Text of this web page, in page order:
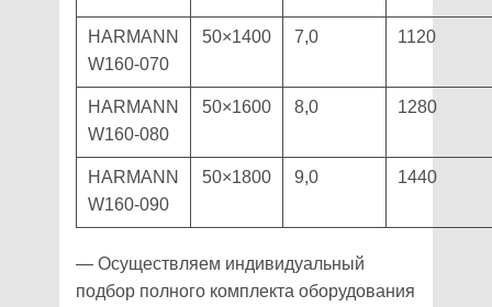
HARMANN
W160-070
50×1400 7,0 1120
HARMANN
W160-080
50×1600 8,0 1280
HARMANN
W160-090
50×1800 9,0 1440
— Осуществляем индивидуальный
подбор полного комплекта оборудования